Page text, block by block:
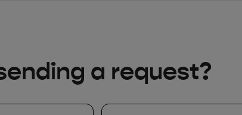
a request?